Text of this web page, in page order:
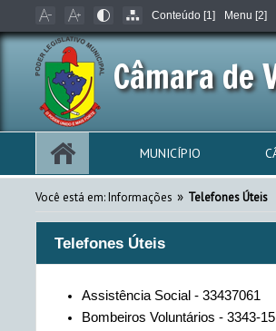
Conteúdo [1] Menu [2]
Câmara de
MUNICÍPIO
Você está em: Informações » Telefones Úteis
Telefones Úteis
Assistência Social - 33437061
Bombeiros Voluntários - 3343-